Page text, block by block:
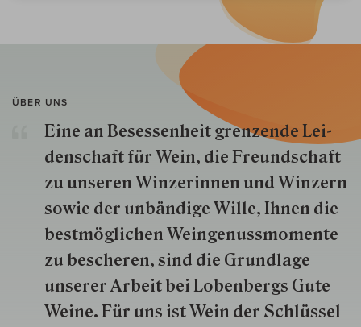
ÜBER UNS
Eine an Besessenheit gren­zende Lei­
den­schaft für Wein, die Freund­schaft
zu unseren Win­zer­innen und Win­zern
so­wie der un­bän­dige Wille, Ihnen die
best­mög­lich­en Wein­genuss­momente
zu besche­ren, sind die Grund­lage
unserer Arbeit bei Lobenbergs Gute
Weine. Für uns ist Wein der Schlüs­sel